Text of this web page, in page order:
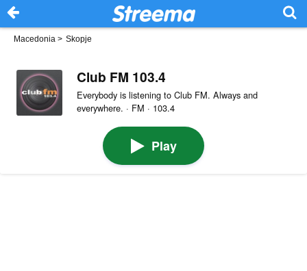
Macedonia > Skopje
Club FM 103.4
Everybody is listening to Club FM. Always and
everywhere. · FM · 103.4
Play